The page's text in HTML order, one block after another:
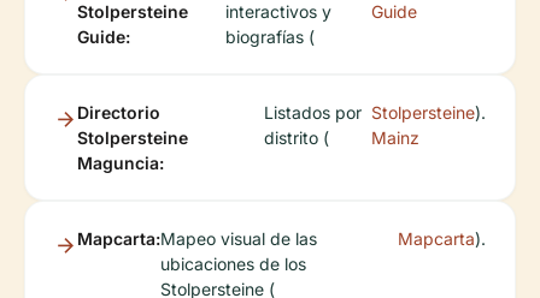
Stolpersteine
Guide:
interactivos y
biografías (
Guide
Directorio
Stolpersteine
Maguncia:
Listados por
distrito (
Stolpersteine
Mainz
).
Mapcarta:Mapeo visual de las
ubicaciones de los
Stolpersteine (
Mapcarta).